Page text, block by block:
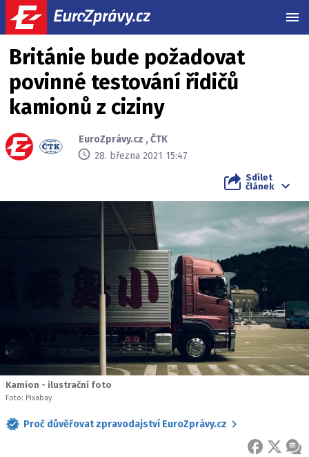
Británie bude požadovat
povinné testování řidičů
kamionů z ciziny
EuroZprávy.cz ,ČTK
28. března 2021 15:47
Sdílet
článek
Kamion - ilustrační foto
Foto: Pixabay
Proč důvěřovat zpravodajství EuroZprávy.cz
FACEBOOK
X